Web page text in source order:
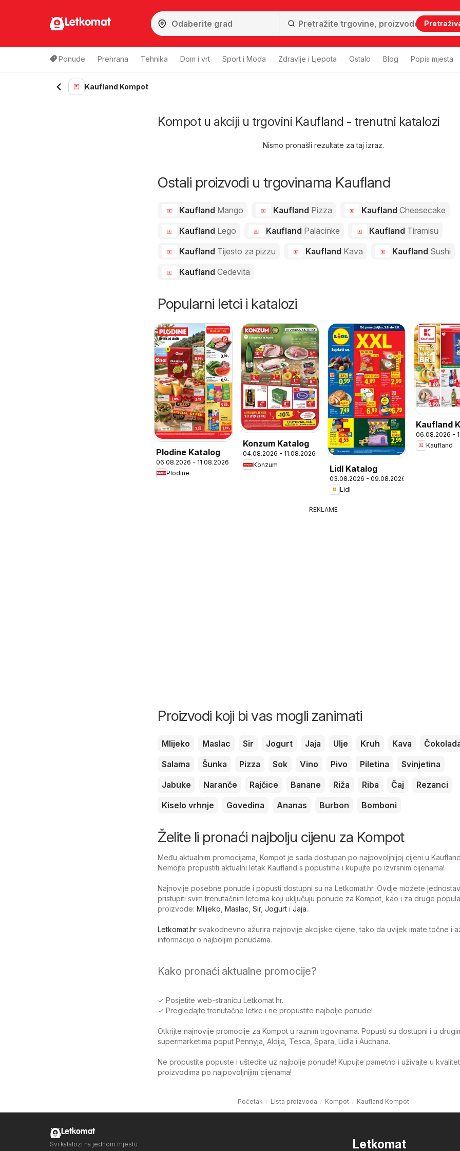
Letkomat
Ponude Prehrana Tehnika Dom i vrt Sport i Moda Zdravlje i Ljepota Ostalo Blog Popis mjesta
Kaufland Kompot
Kompot u akciji u trgovini Kaufland - trenutni katalozi
Nismo pronašli rezultate za taj izraz.
Ostali proizvodi u trgovinama Kaufland
Kaufland Mango Kaufland Pizza KauflandCheesecake
Kaufland Lego Kaufland Palacinke Kaufland Tiramisu
Kaufland Tijesto za pizzu Kaufland Kava Kaufland Sushi
Kaufland Cedevita
Popularni letci i katalozi
Plodine Katalog
06.08.2026 - 11.08.2026
Plodine
Konzum Katalog
04.08.2026 - 11.08.2026
Konzum
Lidl Katalog
03.08.2026 - 09.08.2026
Lidl
Kaufland
06.08.2026 -
Kaufland
REKLAME
Proizvodi koji bi vas mogli zanimati
Mlijeko Maslac Sir Jogurt Jaja Ulje Kruh Kava
Salama
Šunka Pizza Sok Vino Pivo Piletina
Svinjetina
Jabuke
Naranče Rajčice Banane Riža Riba Čaj
Rezanci
Kiselo vrhnje
Govedina Ananas Burbon Bomboni
Želite li pronaći najbolju cijenu za Kompot
Među aktualnim promocijama, Kompot je sada dostupan po najpovoljnijoj cijeni u
Nemojte propustiti aktualni letak Kaufland s popustima i kupujte po izvrsnim cijenama!
Najnovije posebne ponude i popusti dostupni su na Letkomat.hr. Ovdje možete
pristupiti svim trenutačnim letcima koji uključuju ponude za Kompot, kao i za druge
proizvode: Mlijeko Maslac Sir, Jogurt i Jaja.
Letkomat.hr svakodnevno ažurira najnovije akcijske cijene, tako da uvijek imate točne i
informacije o najboljim ponudama.
Kako pronaći aktualne promocije?
✓ Posjetite web-stranicu Letkomat.hr.
✓ Pregledajte trenutačne letke i ne propustite najbolje ponude!
Otkrijte najnovije promocije za Kompot u raznim trgovinama. Popusti su dostupni i u
supermarketima poput Pennyja, Aldija, Tesca, Spara, Lidla i Auchana.
Ne propustite popuste i uštedite uz najbolje ponude! Kupujte pametno i uživajte u
proizvodima po najpovoljnijim cijenama!
Početak Lista proizvoda Kompot Kaufland Kompot
Letkomat
Letkomat
Svi katalozi na jednom mjestu